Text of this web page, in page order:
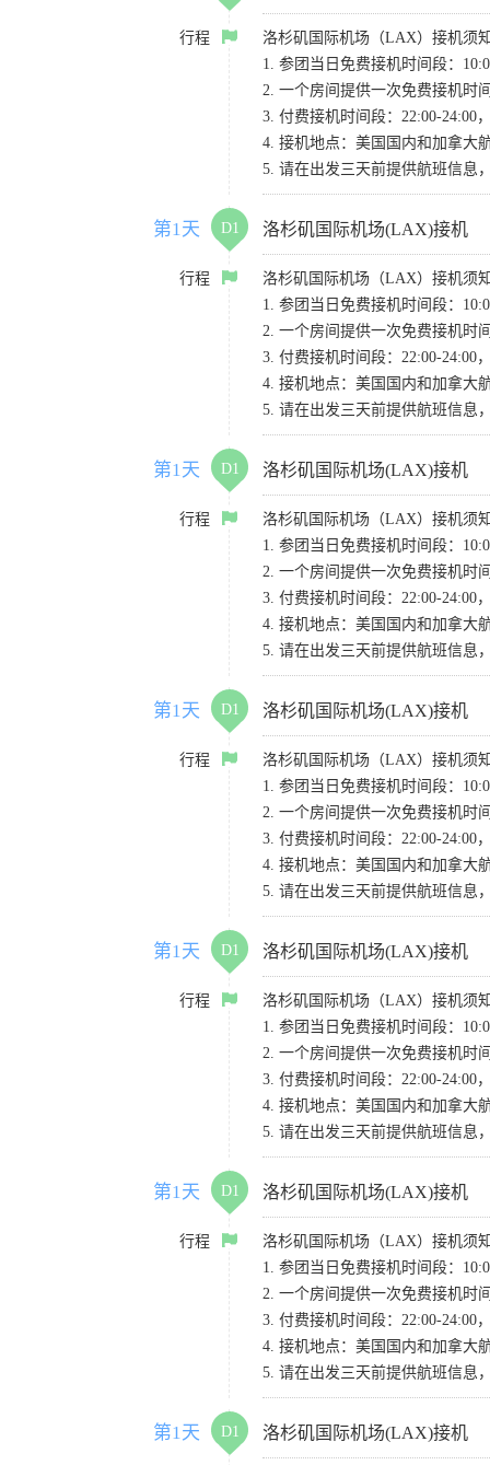
行程
洛杉矶国际机场（LAX）接机须
1. 参团当日免费接机时间段：
2. 一个房间提供一次免费接机时
3. 付费接机时间段：22:00-24:00
4. 接机地点：美国国内和加拿大
5. 请在出发三天前提供航班信息
第1天 D1 洛杉矶国际机场(LAX)接机
行程
洛杉矶国际机场（LAX）接机须
1. 参团当日免费接机时间段：
2. 一个房间提供一次免费接机时
3. 付费接机时间段：22:00-24:00
4. 接机地点：美国国内和加拿大
5. 请在出发三天前提供航班信息
第1天 D1 洛杉矶国际机场(LAX)接机
行程
洛杉矶国际机场（LAX）接机须
1. 参团当日免费接机时间段：
2. 一个房间提供一次免费接机时
3. 付费接机时间段：22:00-24:00
4. 接机地点：美国国内和加拿大
5. 请在出发三天前提供航班信息
第1天 D1 洛杉矶国际机场(LAX)接机
行程
洛杉矶国际机场（LAX）接机须
1. 参团当日免费接机时间段：
2. 一个房间提供一次免费接机时
3. 付费接机时间段：22:00-24:00
4. 接机地点：美国国内和加拿大
5. 请在出发三天前提供航班信息
第1天 D1 洛杉矶国际机场(LAX)接机
行程
洛杉矶国际机场（LAX）接机须
1. 参团当日免费接机时间段：
2. 一个房间提供一次免费接机时
3. 付费接机时间段：22:00-24:00
4. 接机地点：美国国内和加拿大
5. 请在出发三天前提供航班信息
第1天 D1 洛杉矶国际机场(LAX)接机
行程
洛杉矶国际机场（LAX）接机须
1. 参团当日免费接机时间段：
2. 一个房间提供一次免费接机时
3. 付费接机时间段：22:00-24:00
4. 接机地点：美国国内和加拿大
5. 请在出发三天前提供航班信息
第1天 D1 洛杉矶国际机场(LAX)接机